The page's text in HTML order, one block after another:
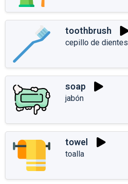
toothbrush
cepillo de dientes
soap
jabón
towel
toalla